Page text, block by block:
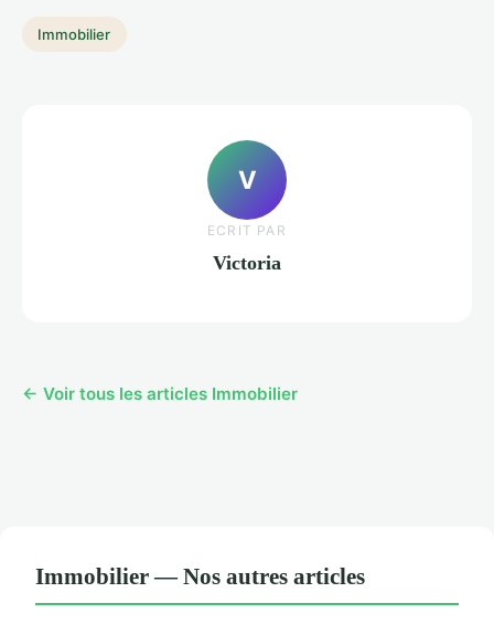
Immobilier
V
ECRIT PAR
Victoria
← Voir tous les articles Immobilier
Immobilier — Nos autres articles